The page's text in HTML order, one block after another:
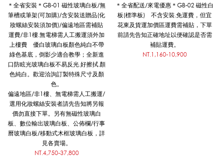
影
音
教
學
＊全省安裝＊GB-01 磁性玻璃白板/無
筆槽或筆架(可加購)/含安裝送贈品(化
妝螺絲安裝須加價)/偏遠地區需補貼
運費/非1樓.無電梯需人工搬運須外加
上樓費 優白玻璃白板顏色純白不帶
綠色基底，倒影少適合教學；全新進
口防眩光玻璃白板不易反光.好擦拭.顏
色純白。歡迎洽詢訂製特殊尺寸及顏
色。
偏遠地區/非1樓、無電梯需人工搬運/
選用化妝螺絲安裝者請先告知將另報
價勿直接下單。另有無磁性玻璃白
板、數位輸出玻璃白板、公佈欄/行事
曆玻璃白板/移動式木框玻璃白板，詳
見各賣場。
NT.4,750-37,800
＊全省配送/來電優惠＊GB-02 磁性白
板(標準板) 不含安裝.免運費，但宜
花東及貨運加價區運費需補貼，下單
前請先告知正確地址以便確認是否需
補貼運費。
NT.1,160-10,900